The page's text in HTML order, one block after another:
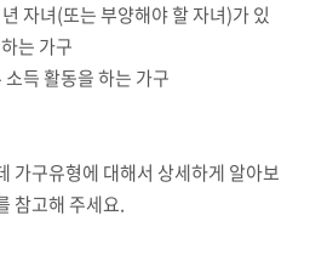
자녀(또는 부양해야 할 자녀)가 있
는 가구
득 활동을 하는 가구
가구유형에 대해서 상세하게 알아보
참고해 주세요.